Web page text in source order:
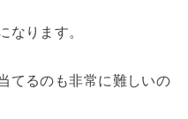
なります。
てるのも非常に難しいの